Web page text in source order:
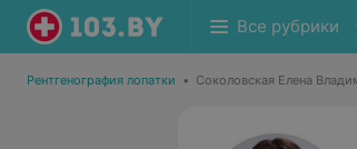
Все рубрики
Рентгенография лопатки • Соколовская Елена